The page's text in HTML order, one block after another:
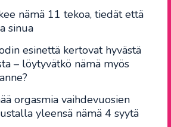
nämä 11 tekoa, tiedät että
sinua
esinettä kertovat hyvästä
– löytyvätkö nämä myös
orgasmia vaihdevuosien
yleensä nämä 4 syytä